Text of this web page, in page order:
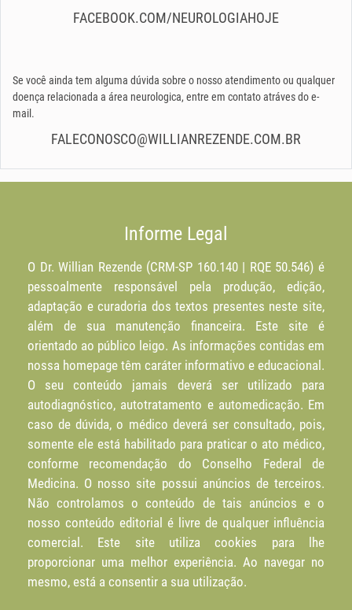
FACEBOOK.COM/NEUROLOGIAHOJE
Se você ainda tem alguma dúvida sobre o nosso atendimento ou qualquer
doença relacionada a área neurologica, entre em contato atráves do e-
mail.
FALECONOSCO@WILLIANREZENDE.COM.BR
Informe Legal
O Dr. Willian Rezende (CRM-SP 160.140 | RQE 50.546) é
pessoalmente responsável pela produção, edição,
adaptação e curadoria dos textos presentes neste site,
além de sua manutenção financeira. Este site é
orientado ao público leigo. As informações contidas em
nossa homepage têm caráter informativo e educacional.
O seu conteúdo jamais deverá ser utilizado para
autodiagnóstico, autotratamento e automedicação. Em
caso de dúvida, o médico deverá ser consultado, pois,
somente ele está habilitado para praticar o ato médico,
conforme recomendação do Conselho Federal de
Medicina. O nosso site possui anúncios de terceiros.
Não controlamos o conteúdo de tais anúncios e o
nosso conteúdo editorial é livre de qualquer influência
comercial. Este site utiliza cookies para lhe
proporcionar uma melhor experiência. Ao navegar no
mesmo, está a consentir a sua utilização.